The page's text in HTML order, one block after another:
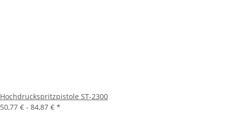
Hochdruckspritzpistole ST-2300
50,77 € - 84,87 € *